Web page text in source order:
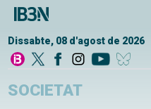
Dissabte, 08 d'agost de 2026
SOCIETAT